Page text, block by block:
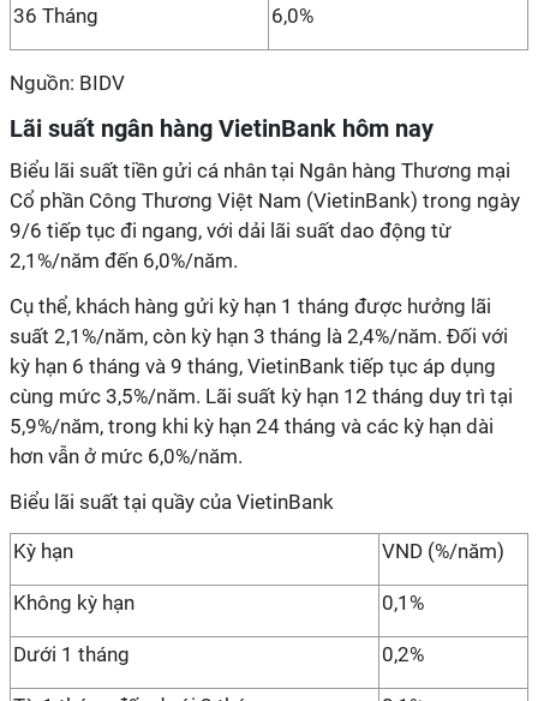
36 Tháng 6,0%
Nguồn: BIDV
Lãi suất ngân hàng VietinBank hôm nay
Biểu lãi suất tiền gửi cá nhân tại Ngân hàng Thương mại
Cổ phần Công Thương Việt Nam (VietinBank) trong ngày
9/6 tiếp tục đi ngang, với dải lãi suất dao động từ
2,1%/năm đến 6,0%/năm.
Cụ thể, khách hàng gửi kỳ hạn 1 tháng được hưởng lãi
suất 2,1%/năm, còn kỳ hạn 3 tháng là 2,4%/năm. Đối với
kỳ hạn 6 tháng và 9 tháng, VietinBank tiếp tục áp dụng
cùng mức 3,5%/năm. Lãi suất kỳ hạn 12 tháng duy trì tại
5,9%/năm, trong khi kỳ hạn 24 tháng và các kỳ hạn dài
hơn vẫn ở mức 6,0%/năm.
Biểu lãi suất tại quầy của VietinBank
Kỳ hạn VND (%/năm)
Không kỳ hạn 0,1%
Dưới 1 tháng 0,2%